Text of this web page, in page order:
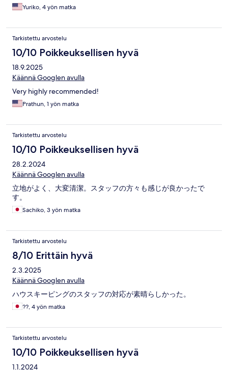
Yuriko, 4 yön matka
Tarkistettu arvostelu
10/10 Poikkeuksellisen hyvä
18.9.2025
Käännä Googlen avulla
Very highly recommended!
Prathun, 1 yön matka
Tarkistettu arvostelu
10/10 Poikkeuksellisen hyvä
28.2.2024
Käännä Googlen avulla
立地がよく、大変清潔。スタッフの方々も感じが良かったで
す。
Sachiko, 3 yön matka
Tarkistettu arvostelu
8/10 Erittäin hyvä
2.3.2025
Käännä Googlen avulla
ハウスキーピングのスタッフの対応が素晴らしかった。
??, 4 yön matka
Tarkistettu arvostelu
10/10 Poikkeuksellisen hyvä
1.1.2024